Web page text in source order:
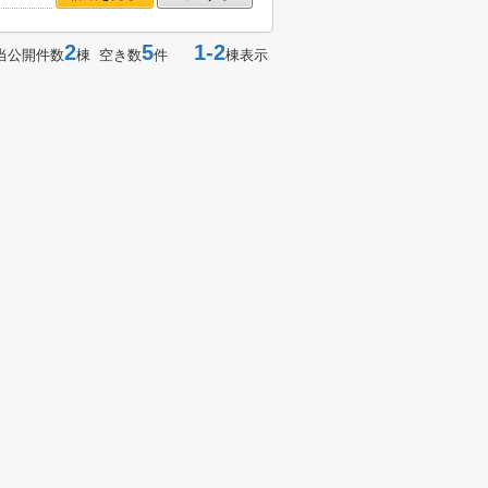
公開件数2棟 空き数5件 1-2棟表示